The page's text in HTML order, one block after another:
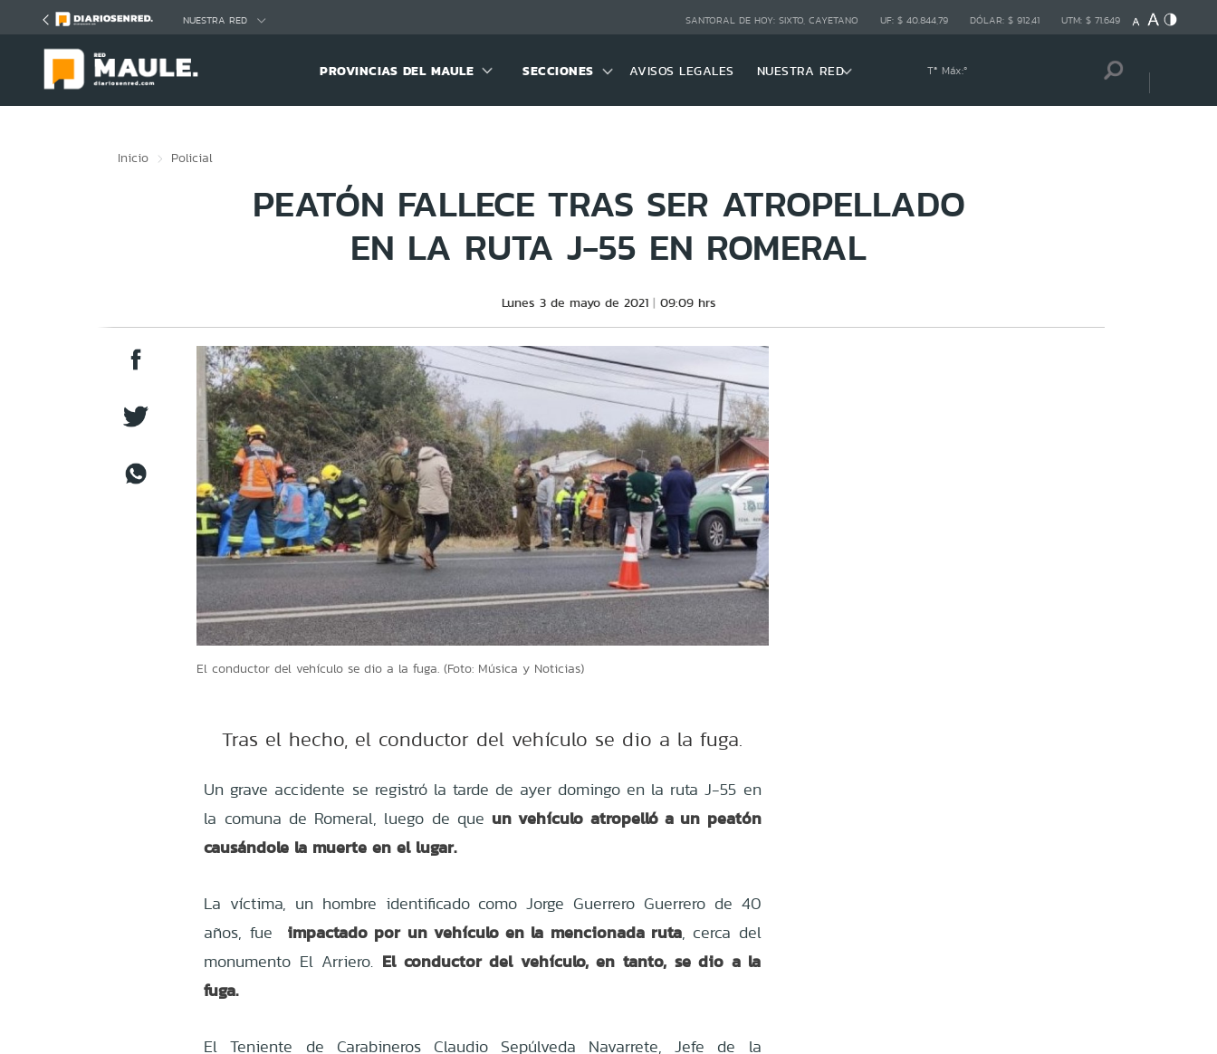
NUESTRA RED SANTORAL DE HOY: SIXTO, CAYETANO UF: $ 40.844,79 DÓLAR: $ 912,41 UTM: $ 71.649
PROVINCIAS DEL MAULE SECCIONES AVISOS LEGALES NUESTRA RED Tª Máx:º
Inicio Policial
PEATÓN FALLECE TRAS SER ATROPELLADO
EN LA RUTA J-55 EN ROMERAL
Lunes 3 de mayo de 2021 09:09 hrs
El conductor del vehículo se dio a la fuga. (Foto: Música y Noticias)
Tras el hecho, el conductor del vehículo se dio a la fuga.
Un grave accidente se registró la tarde de ayer domingo en la ruta J-55 en
la comuna de Romeral, luego de que un vehículo atropelló a un peatón
causándole la muerte en el lugar.
La víctima, un hombre identificado como Jorge Guerrero Guerrero de 40
años, fue impactado por un vehículo en la mencionada ruta, cerca del
monumento El Arriero. El conductor del vehículo, en tanto, se dio a la
fuga.
El Teniente de Carabineros Claudio Sepúlveda Navarrete, Jefe de la